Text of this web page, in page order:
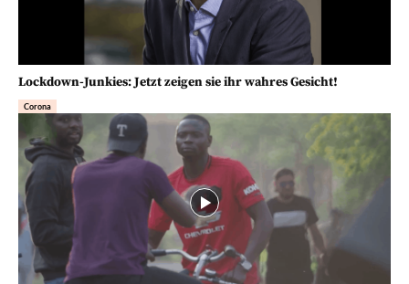
Lockdown-Junkies: Jetzt zeigen sie ihr wahres Gesicht!
Corona